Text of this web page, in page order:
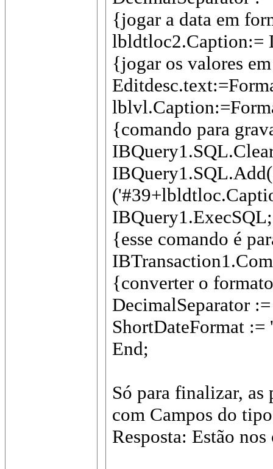
{jogar a data em
lbldtloc2.Caption:=
{jogar os valores
{comando para
IBQuery1.ExecSQL;
{esse comando é
{converter o
DecimalSeparator
ShortDateFormat
End;
Só para finalizar, as
com Campos do
Resposta: Estão